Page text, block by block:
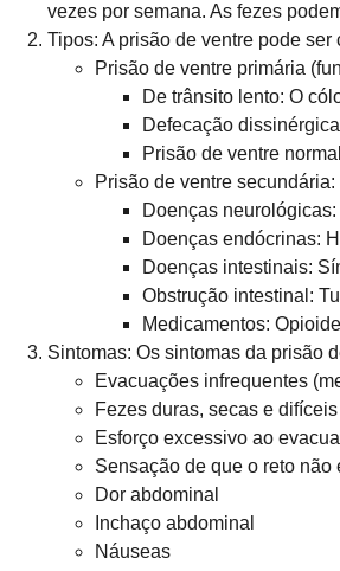
vezes por semana. As fezes
Tipos: A prisão de ventre pode ser
Prisão de ventre primária
De trânsito lento: O
Defecação
Prisão de ventre
Prisão de ventre
Doenças
Doenças endócrinas:
Doenças intestinais:
Obstrução intestinal:
Medicamentos:
Sintomas: Os sintomas da prisão
Evacuações infrequentes
Fezes duras, secas e
Esforço excessivo ao
Sensação de que o reto
Dor abdominal
Inchaço abdominal
Náuseas